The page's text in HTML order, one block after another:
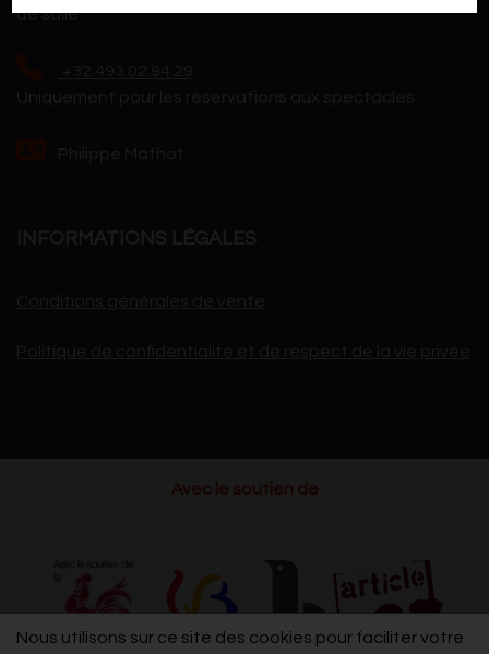
Nous utilisons sur ce site des cookies pour faciliter votre
de salle
Avec le soutien de